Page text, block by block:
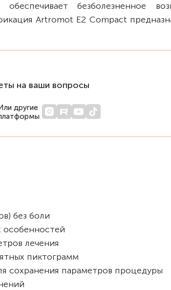
безболезненное
Artromot E2 Compact
на ваши вопросы
другие
без боли
особенностей
лечения
пиктограмм
сохранения параметров процедуры